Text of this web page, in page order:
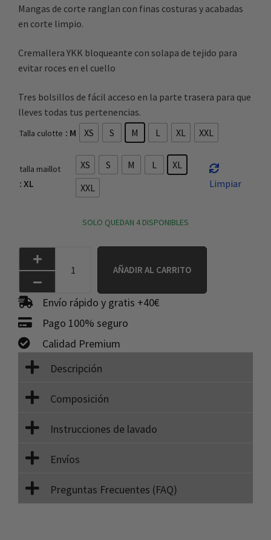
Mangas de corte ranglan con finas costuras y acabadas
en corte limpio.
Cremallera YKK bloqueante con solapa de tejido para
evitar roces en el cuello
Tres bolsillos de fácil acceso en la parte trasera para que
lleves todas tus pertenencias.
Talla culotte : M XS S M L XL XXL
talla maillot
: XL
XS S M L
XL
XXL
Limpiar
SOLO QUEDAN 4 DISPONIBLES
AÑADIR AL CARRITO
Envío rápido y gratis +40€
Pago 100% seguro
Calidad Premium
Descripción
Composición
Instrucciones de lavado
Envíos
Preguntas Frecuentes (FAQ)